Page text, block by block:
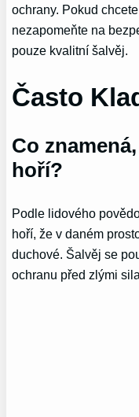
ochrany. Pokud
nezapomeňte na
pouze kvalitní šalvěj.
Často
Co
hoří?
Podle lidového
hoří, že v daném
duchové. Šalvěj se
ochranu před zlými